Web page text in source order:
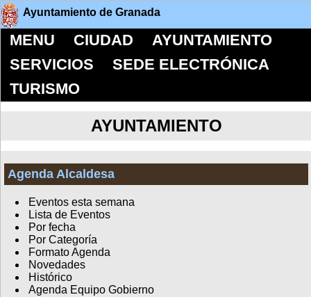
Ayuntamiento de Granada
MENU CIUDAD
AYUNTAMIENTO
SERVICIOS
SEDE ELECTRÓNICA
TURISMO
AYUNTAMIENTO
Agenda Alcaldesa
Eventos esta semana
Lista de Eventos
Por fecha
Por Categoría
Formato Agenda
Novedades
Histórico
Agenda Equipo Gobierno